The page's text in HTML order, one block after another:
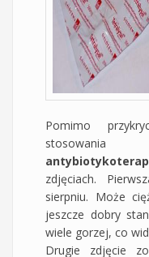
Pomimo
zdjęciach.
sierpniu. Może
jeszcze dobry
wiele gorzej, co
Drugie zdjęcie